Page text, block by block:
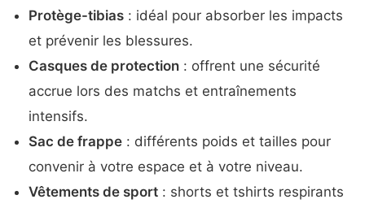
Protège-tibias : idéal pour absorber les impacts
et prévenir les blessures.
Casques de protection : offrent une sécurité
accrue lors des matchs et entraînements
intensifs.
Sac de frappe : différents poids et tailles pour
convenir à votre espace et à votre niveau.
Vêtements de sport : shorts et tshirts respirants